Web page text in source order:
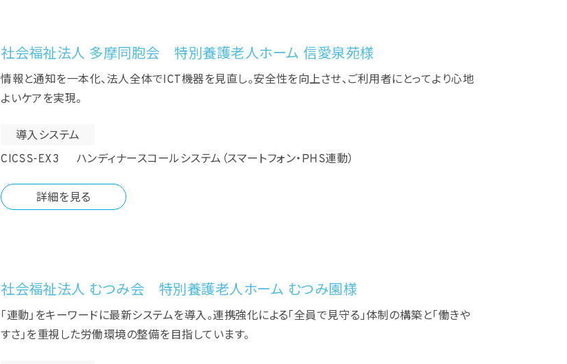
社会福祉法人 多摩同胞会 特別養護老人ホーム 信愛泉苑様
情報と通知を一本化、法人全体でICT機器を見直し。安全性を向上させ、ご利用者にとってより心地
よいケアを実現。
導入システム
CICSS-EX3 ハンディナースコールシステム（スマートフォン・PHS連動）
詳細を見る
社会福祉法人 むつみ会 特別養護老人ホーム むつみ園様
「連動」をキーワードに最新システムを導入。連携強化による「全員で見守る」体制の構築と「働きや
すさ」を重視した労働環境の整備を目指しています。